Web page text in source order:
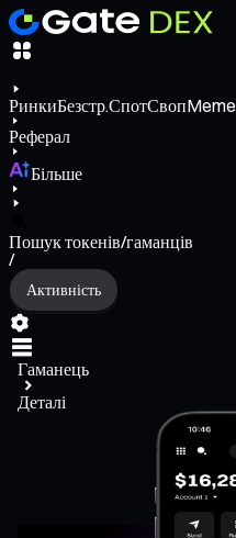
РинкиБезстр.СпотСвопMeme
Реферал
Більше
Пошук токенів/гаманців
/
Активність
Гаманець
Деталі